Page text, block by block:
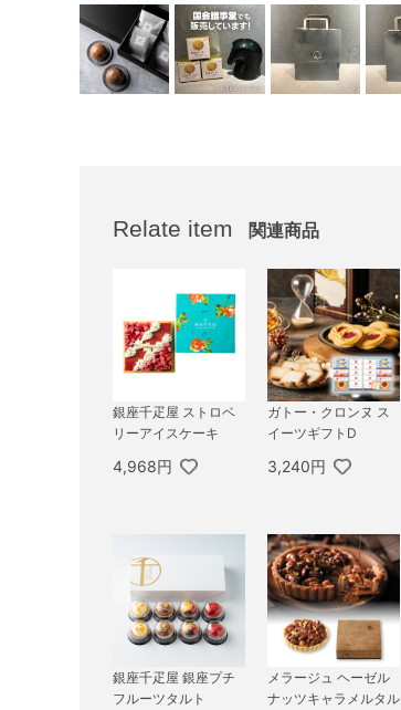
Relate item 関連商品
銀座千疋屋 ストロベ
リーアイスケーキ
4,968円
ガトー・クロンヌ ス
イーツギフトD
3,240円
銀座千疋屋 銀座プチ
フルーツタルト
メラージュ ヘーゼル
ナッツキャラメルタル